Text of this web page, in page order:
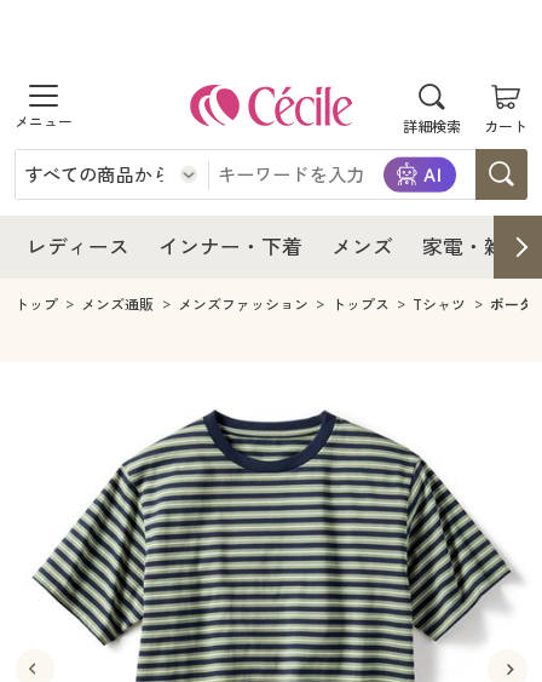
詳細検索 カート
商品を探す
レディース
レディースファッション
インナー・下着
インナー・下着通販すべて
ジュニア・ティーンズ下着
メンズ
メンズファッション
メンズ下着
家電・雑貨すべて
キッチン・雑貨・日用品
寝具・インテリア・家具
寝具・インテリア・家具通販すべて
家具・収納
寝具・ベッド
美容・健康
美容・健康通販すべて
美容・健康・サプリメント
制服・スクール
制服・スクールすべて
大きいサイズ
レディース インナー・下着 メンズ 家電・雑貨
レディース
レディース通販すべて
レディースファッション
インナー・下着
インナー・下着通販すべて
ジュニア・ティーンズ下着
メンズ
キッチン・雑貨・日用品
寝具・インテリア・家具通販すべて
家具・収納
寝具・ベッド
カーテン・ラグ・ファブリック
美容・健康通販すべて
美容・健康・サプリメント
制服・スクール
制服・スクールすべて
制服・学生服
大きいサイズ
大きいサイズ通販すべて
バーゲン
トップ メンズ通販 メンズファッション トップス Tシャツ ボーダ